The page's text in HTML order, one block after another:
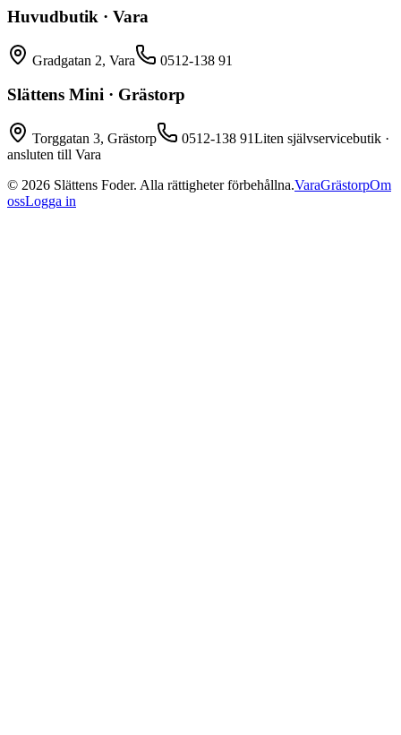
Huvudbutik · Vara
Gradgatan 2, Vara 0512-138 91
Slättens Mini · Grästorp
Torggatan 3, Grästorp 0512-138 91Liten självservicebutik ·
ansluten till Vara
© 2026 Slättens Foder. Alla rättigheter förbehållna.VaraGrästorpOm
ossLogga in